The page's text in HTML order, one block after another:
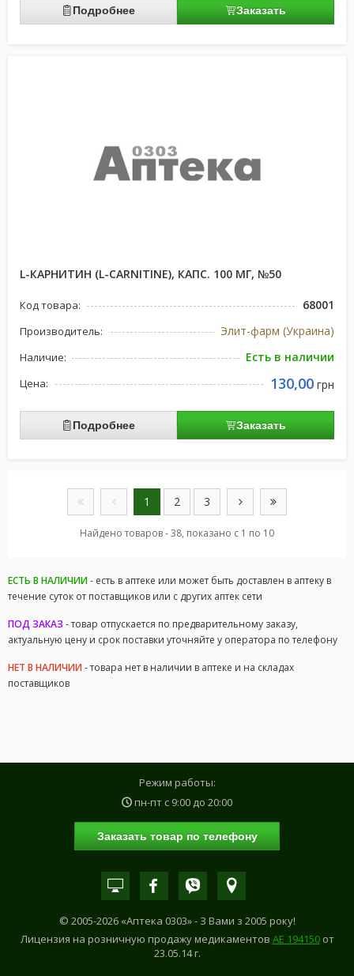
Подробнее Заказать
L-КАРНИТИН (L-CARNITINE), КАПС. 100 МГ, №50
Код товара: 68001
Производитель: Элит-фарм (Украина)
Наличие: Есть в наличии
Цена: 130,00 грн
Подробнее Заказать
1 2 3
Найдено товаров - 38, показано с 1 по 10
ЕСТЬ В НАЛИЧИИ- есть в аптеке или может быть доставлен в аптеку в
течение суток от поставщиков или с других аптек сети
ПОД ЗАКАЗ - товар отпускается по предварительному заказу,
актуальную цену и срок поставки уточняйте у оператора по телефону
НЕТ В НАЛИЧИИ- товара нет в наличии в аптеке и на складах
поставщиков
Режим работы:
пн-пт с 9:00 до 20:00
Заказать товар по телефону
© 2005-2026 «Аптека 0303» - З Вами з 2005 року!
Лицензия на розничную продажу медикаментов АE 194150от
23.05.14 г.